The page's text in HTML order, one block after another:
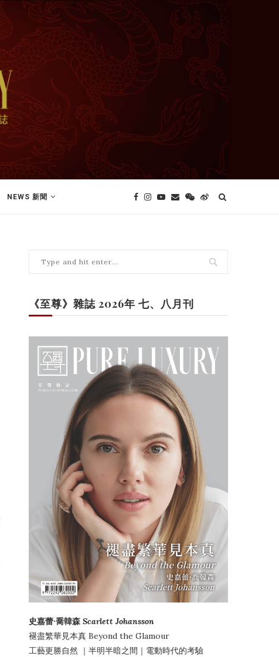
NEWS 新聞
《至尊》雜誌 2026年 七、八月刊
史嘉蕾·喬韓森 Scarlett Johansson
褪盡繁華見本真 Beyond the Glamour
工藝更勝自然 ｜ 半明半暗之間 ｜電動時代的考驗